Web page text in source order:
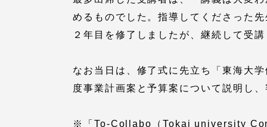
めるものでした。指導してくださった
２年目を修了しましたが、継続して受
なお当日は、修了式に先立ち「東海大
度事業計画案と予算案について説明し
※「To-Collabo（Tokai university
留学生への情報 – TOKAI
Inbound
海外ネットワーク
キャリ